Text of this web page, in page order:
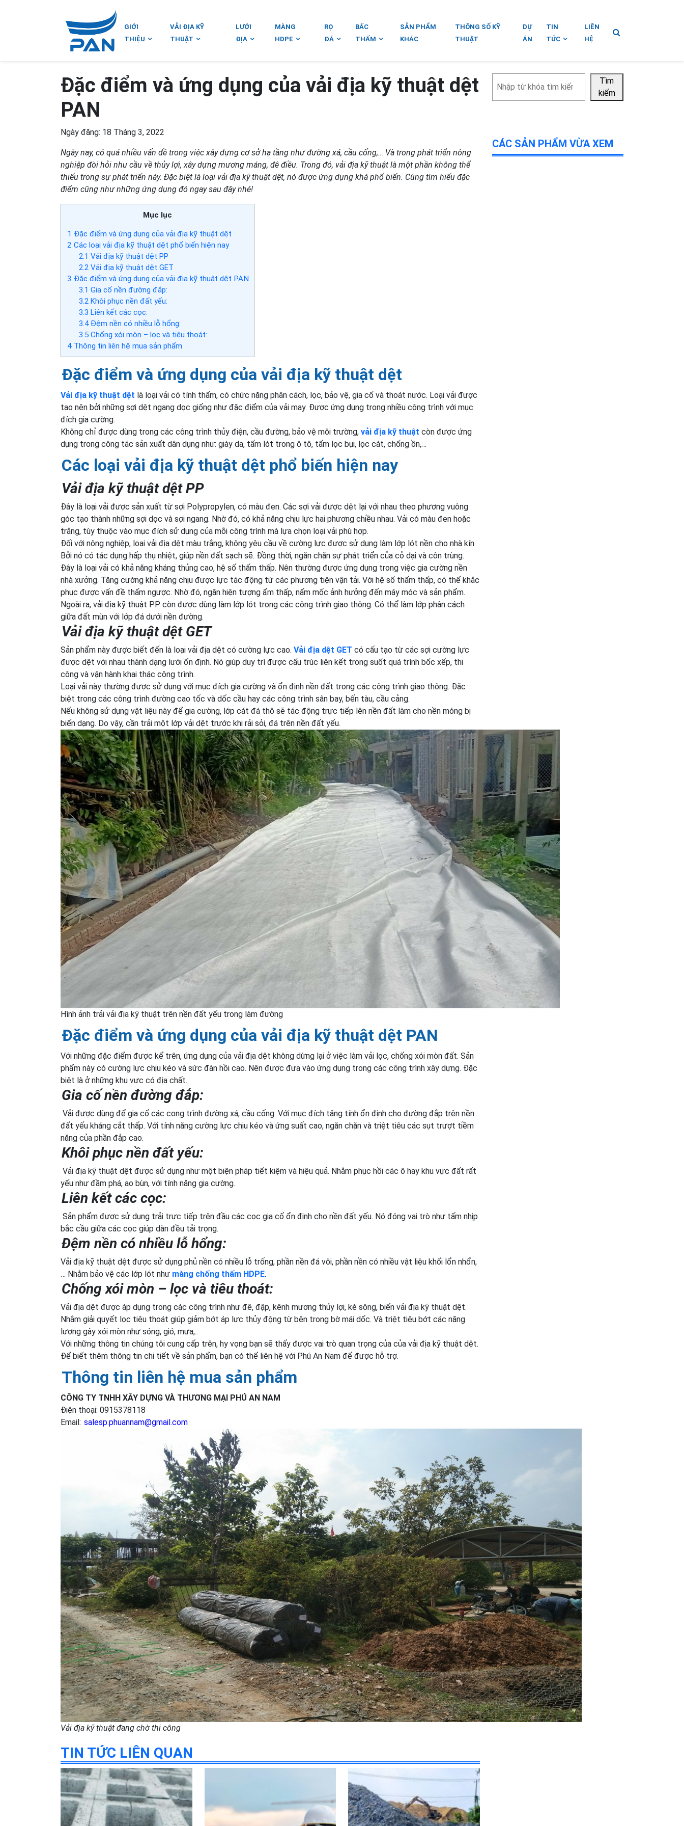
GIỚI
THIỆU
VẢI ĐỊA KỸ
THUẬT
LƯỚI
ĐỊA
MÀNG
HDPE
RỌ
ĐÁ
BẤC
THẤM
SẢN PHẨM
KHÁC
THÔNG SỐ KỸ
THUẬT
DỰ
ÁN
TIN
TỨC
LIÊN
HỆ
Đặc điểm và ứng dụng của vải địa kỹ thuật dệt
PAN
Ngày đăng: 18 Tháng 3, 2022
Ngày nay, có quá nhiều vấn đề trong việc xây dựng cơ sở hạ tầng như đường xá, cầu cống,… Và trong phát triển nông
nghiệp đòi hỏi nhu cầu về thủy lợi, xây dựng mương máng, đê điều. Trong đó, vải địa kỹ thuật là một phần không thể
thiếu trong sự phát triển này. Đặc biệt là loại vải địa kỹ thuật dệt, nó được ứng dụng khá phổ biến. Cùng tìm hiểu đặc
điểm cũng như những ứng dụng đó ngay sau đây nhé!
Mục lục
1 Đặc điểm và ứng dụng của vải địa kỹ thuật dệt
2 Các loại vải địa kỹ thuật dệt phổ biến hiện nay
2.1 Vải địa kỹ thuật dệt PP
2.2Vải địa kỹ thuật dệt GET
3 Đặc điểm và ứng dụng của vải địa kỹ thuật dệt PAN
3.1 Gia cố nền đường đắp:
3.2Khôi phục nền đất yếu:
3.3 Liên kết các cọc:
3.4Đệm nền có nhiều lỗ hổng:
3.5Chống xói mòn – lọc và tiêu thoát:
4 Thông tin liên hệ mua sản phẩm
Đặc điểm và ứng dụng của vải địa kỹ thuật dệt
Vải địa kỹ thuật dệt là loại vải có tính thấm, có chức năng phân cách, lọc, bảo vệ, gia cố và thoát nước. Loại vải được
tạo nên bởi những sợi dệt ngang dọc giống như đặc điểm của vải may. Được ứng dụng trong nhiều công trình với mục
đích gia cường.
Không chỉ được dùng trong các công trình thủy điện, cầu đường, bảo vệ môi trường, vải địa kỹ thuật còn được ứng
dụng trong công tác sản xuất dân dụng như: giày da, tấm lót trong ô tô, tấm lọc bụi, lọc cát, chống ồn,…
Các loại vải địa kỹ thuật dệt phổ biến hiện nay
Vải địa kỹ thuật dệt PP
Đây là loại vải được sản xuất từ sợi Polypropylen, có màu đen. Các sợi vải được dệt lại với nhau theo phương vuông
góc tạo thành những sợi dọc và sợi ngang. Nhờ đó, có khả năng chịu lực hai phương chiều nhau. Vải có màu đen hoặc
trắng, tùy thuộc vào mục đích sử dụng của mỗi công trình mà lựa chọn loại vải phù hợp.
Đối với nông nghiệp, loại vải địa dệt màu trắng, không yêu cầu về cường lực được sử dụng làm lớp lót nền cho nhà kín.
Bởi nó có tác dụng hấp thụ nhiệt, giúp nền đất sạch sẽ. Đồng thời, ngăn chặn sự phát triển của cỏ dại và côn trùng.
Đây là loại vải có khả năng kháng thủng cao, hệ số thấm thấp. Nên thường được ứng dụng trong việc gia cường nền
nhà xưởng. Tăng cường khả năng chịu được lực tác động từ các phương tiện vận tải. Với hệ số thấm thấp, có thể khắc
phục được vấn đề thấm ngược. Nhờ đó, ngăn hiện tượng ẩm thấp, nấm mốc ảnh hưởng đến máy móc và sản phẩm.
Ngoài ra, vải địa kỹ thuật PP còn được dùng làm lớp lót trong các công trình giao thông. Có thể làm lớp phân cách
giữa đất mùn với lớp đá dưới nền đường.
Vải địa kỹ thuật dệt GET
Sản phẩm này được biết đến là loại vải địa dệt có cường lực cao. Vải địa dệt GET có cấu tạo từ các sợi cường lực
được dệt với nhau thành dạng lưới ổn định. Nó giúp duy trì được cấu trúc liên kết trong suốt quá trình bốc xếp, thi
công và vận hành khai thác công trình.
Loại vải này thường được sử dụng với mục đích gia cường và ổn định nền đất trong các công trình giao thông. Đặc
biệt trong các công trình đường cao tốc và dốc cầu hay các công trình sân bay, bến tàu, cầu cảng.
Nếu không sử dụng vật liệu này để gia cường, lớp cát đá thô sẽ tác động trực tiếp lên nền đất làm cho nền móng bị
biến dạng. Do vậy, cần trải một lớp vải dệt trước khi rải sỏi, đá trên nền đất yếu.
Hình ảnh trải vải địa kỹ thuật trên nền đất yếu trong làm đường
Đặc điểm và ứng dụng của vải địa kỹ thuật dệt PAN
Với những đặc điểm được kể trên, ứng dụng của vải địa dệt không dừng lại ở việc làm vải lọc, chống xói mòn đất. Sản
phẩm này có cường lực chịu kéo và sức đàn hồi cao. Nên được đưa vào ứng dụng trong các công trình xây dựng. Đặc
biệt là ở những khu vực có địa chất.
Gia cố nền đường đắp:
Vải được dùng để gia cố các cong trình đường xá, cầu cống. Với mục đích tăng tính ổn định cho đường đắp trên nền
đất yếu kháng cắt thấp. Với tính năng cường lực chịu kéo và ứng suất cao, ngăn chặn và triệt tiêu các sụt trượt tiềm
năng của phần đắp cao.
Khôi phục nền đất yếu:
Vải địa kỹ thuật dệt được sử dụng như một biện pháp tiết kiệm và hiệu quả. Nhằm phục hồi các ô hay khu vực đất rất
yếu như đầm phá, ao bùn, với tính năng gia cường.
Liên kết các cọc:
Sản phẩm được sử dụng trải trực tiếp trên đầu các cọc gia cố ổn định cho nền đất yếu. Nó đóng vai trò như tấm nhịp
bắc cầu giữa các cọc giúp dàn đều tải trọng.
Đệm nền có nhiều lỗ hổng:
Vải địa kỹ thuật dệt được sử dụng phủ nền có nhiều lỗ trống, phần nền đá vôi, phần nền có nhiều vật liệu khối lổn nhổn,
… Nhằm bảo vệ các lớp lót như màng chống thấm HDPE.
Chống xói mòn – lọc và tiêu thoát:
Vải địa dệt được áp dụng trong các công trình như đê, đập, kênh mương thủy lợi, kè sông, biển vải địa kỹ thuật dệt.
Nhằm giải quyết lọc tiêu thoát giúp giảm bớt áp lưc thủy động từ bên trong bờ mái dốc. Và triệt tiêu bớt các năng
lượng gây xói mòn như sóng, gió, mưa,..
Với những thông tin chúng tôi cung cấp trên, hy vọng bạn sẽ thấy được vai trò quan trọng của của vải địa kỹ thuật dệt.
Để biết thêm thông tin chi tiết về sản phẩm, bạn có thể liên hệ với Phú An Nam để được hỗ trợ.
Thông tin liên hệ mua sản phẩm
CÔNG TY TNHH XÂY DỰNG VÀ THƯƠNG MẠI PHÚ AN NAM
Điện thoại: 0915378118
Email: salesp.phuannam@gmail.com
Vải địa kỹ thuật đang chờ thi công
TIN TỨC LIÊN QUAN
kiếm
Tìm
kiếm
CÁC SẢN PHẨM VỪA XEM